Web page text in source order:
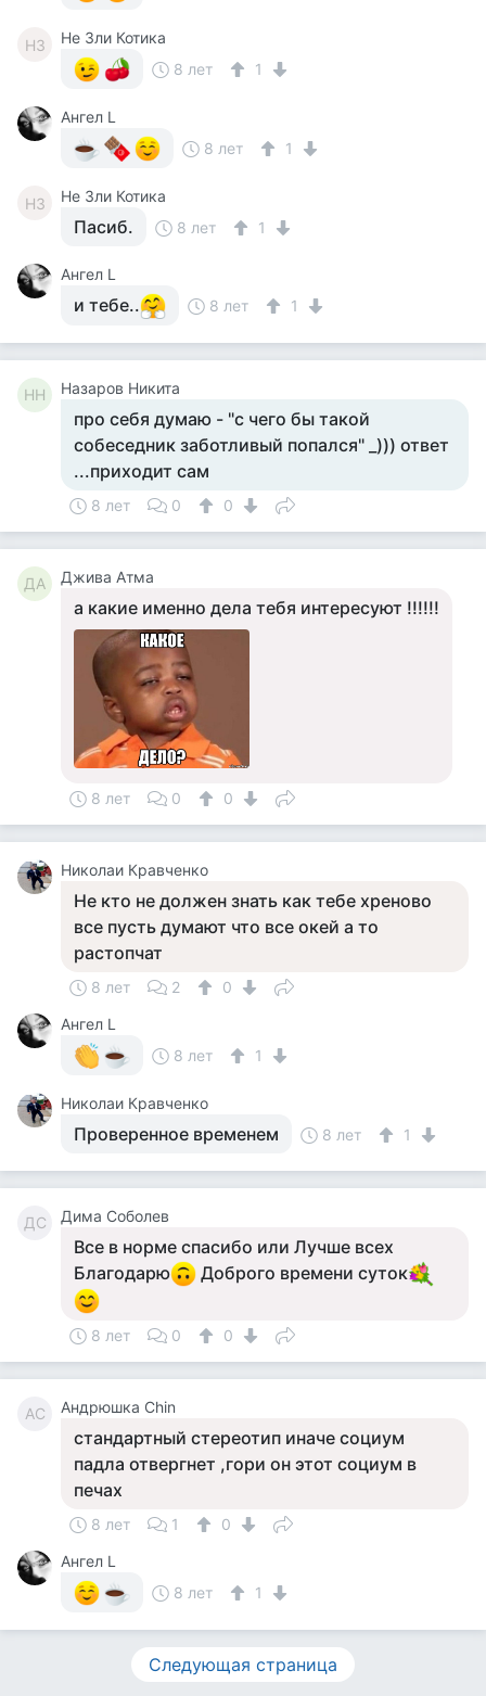
НЗ
Не Зли Котика
8 лет
1
Ангел L
8 лет
1
НЗ Не Зли Котика
Пасиб. 8 лет 1
Ангел L
и тебе.. 8 лет 1
НН Назаров Никита
про себя думаю - "с чего бы такой
собеседник заботливый попался" _))) ответ
...приходит сам
8 лет 0 0
ДА Джива Атма
а какие именно дела тебя интересуют !!!!!!
8 лет 0 0
Николаи Кравченко
Не кто не должен знать как тебе хреново
все пусть думают что все окей а то
растопчат
8 лет 2
0
Ангел L
8 лет
1
Николаи Кравченко
Проверенное временем 8 лет 1
ДС Дима Соболев
Все в норме спасибо или Лучше всех
Благодарю
Доброго времени суток
8 лет 0 0
АC Андрюшка Chin
стандартный стереотип иначе социум
падла отвергнет ,гори он этот социум в
печах
8 лет 1
0
Ангел L
8 лет
1
Следующая страница